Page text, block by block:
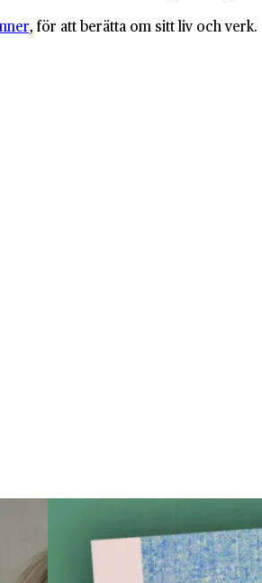
, för att berätta om sitt liv och verk.